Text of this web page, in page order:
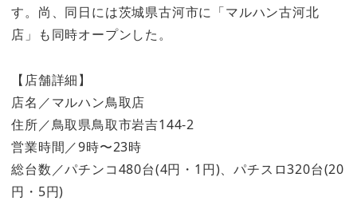
す。尚、同日には茨城県古河市に「マルハン古河北
店」も同時オープンした。
【店舗詳細】
店名／マルハン鳥取店
住所／鳥取県鳥取市岩吉144-2
営業時間／9時〜23時
総台数／パチンコ480台(4円・1円)、パチスロ320台(20
円・5円)